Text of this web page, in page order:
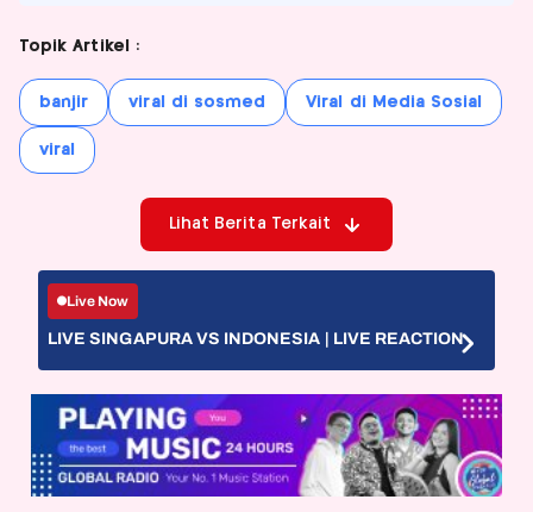
Topik Artikel :
banjir viral di sosmed Viral di Media Sosial
viral
Lihat Berita Terkait
Live Now
LIVE SINGAPURA VS INDONESIA | LIVE REACTION